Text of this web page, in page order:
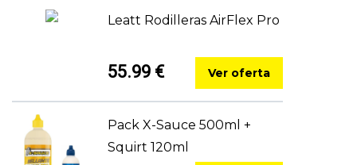
Leatt Rodilleras AirFlex Pro
55.99 € Ver oferta
Pack X-Sauce 500ml +
Squirt 120ml